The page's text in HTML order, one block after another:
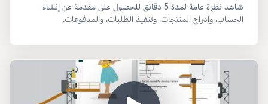
شاهد نظرة عامة لمدة 5 دقائق للحصول على مقدمة عن إنشاء
الحساب، وإدراج المنتجات، وتنفيذ الطلبات، والمدفوعات.